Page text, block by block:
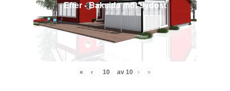
Efter - Baksida mot sydost
« ‹ av 10 › »